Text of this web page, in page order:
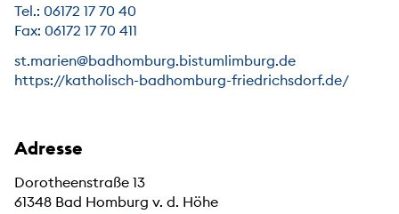
Tel.: 06172 17 70 40
Fax: 06172 17 70 411
st.marien@badhomburg.bistumlimburg.de
https://katholisch-badhomburg-friedrichsdorf.de/
Adresse
Dorotheenstraße 13
61348 Bad Homburg v. d. Höhe